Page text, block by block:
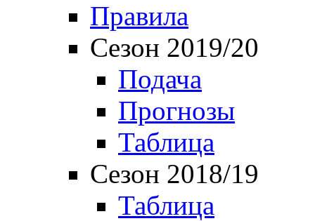
Правила
Сезон 2019/20
Подача
Прогнозы
Таблица
Сезон 2018/19
Таблица